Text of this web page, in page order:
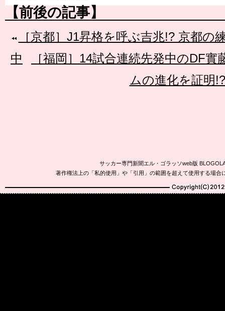
【前後の記事】
［京都］J1昇格を呼ぶ吉兆!? 京都の
中
［福岡］14試合連続先発中のDF
ムの進化を証明!?
サッカー専門新聞エル・ゴラッソweb版
著作権法上の「私的使用」や「引用」の範囲を超えて使用する場
Copyright(C)2010-